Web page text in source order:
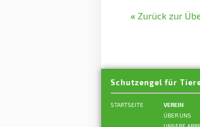
« Zurück zur
Schutzengel für
STARTSEITE
VEREIN
ÜBER UNS